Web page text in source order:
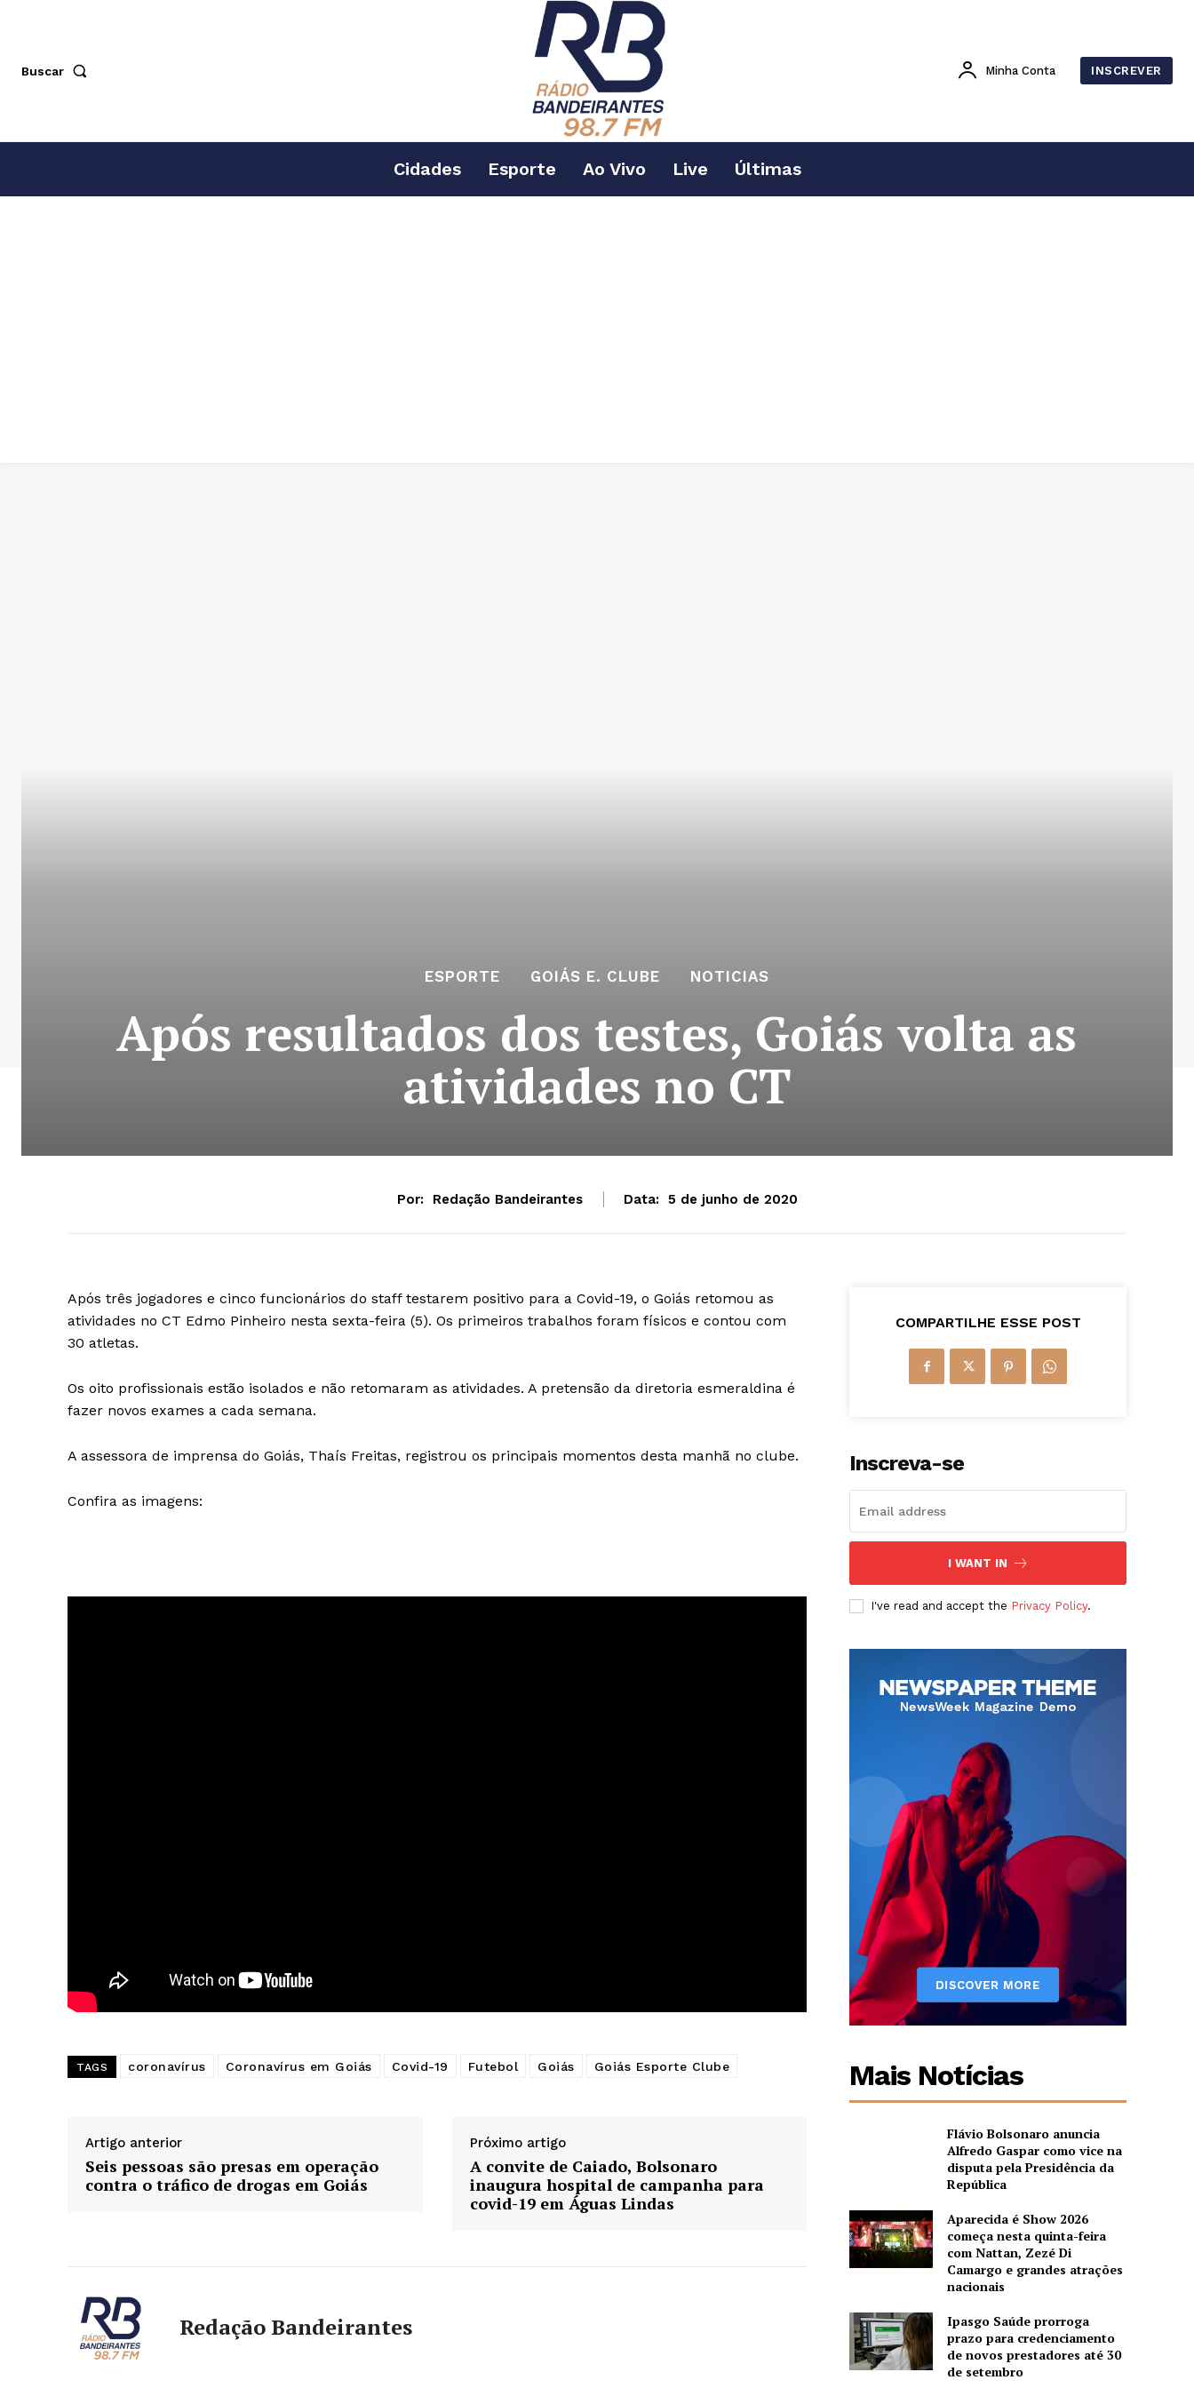
Buscar Minha Conta INSCREVER
Cidades Esporte Ao Vivo Live Últimas
ESPORTE GOIÁS E. CLUBE NOTICIAS
Após resultados dos testes, Goiás volta as
atividades no CT
Por: Redação Bandeirantes Data: 5 de junho de 2020
Após três jogadores e cinco funcionários do staff testarem positivo para a Covid-19, o Goiás retomou as
atividades no CT Edmo Pinheiro nesta sexta-feira (5). Os primeiros trabalhos foram físicos e contou com
30 atletas.
Os oito profissionais estão isolados e não retomaram as atividades. A pretensão da diretoria esmeraldina é
fazer novos exames a cada semana.
A assessora de imprensa do Goiás, Thaís Freitas, registrou os principais momentos desta manhã no clube.
Confira as imagens:
TAGS coronavírus Coronavírus em Goiás Covid-19 Futebol Goiás Goiás Esporte Clube
Artigo anterior
Seis pessoas são presas em operação
contra o tráfico de drogas em Goiás
Próximo artigo
A convite de Caiado, Bolsonaro
inaugura hospital de campanha para
covid-19 em Águas Lindas
Redação Bandeirantes
COMPARTILHE ESSE POST
Inscreva-se
I WANT IN
I've read and accept the Privacy Policy.
Mais Notícias
Flávio Bolsonaro anuncia
Alfredo Gaspar como vice na
disputa pela Presidência da
República
Aparecida é Show 2026
começa nesta quinta-feira
com Nattan, Zezé Di
Camargo e grandes atrações
nacionais
Ipasgo Saúde prorroga
prazo para credenciamento
de novos prestadores até 30
de setembro